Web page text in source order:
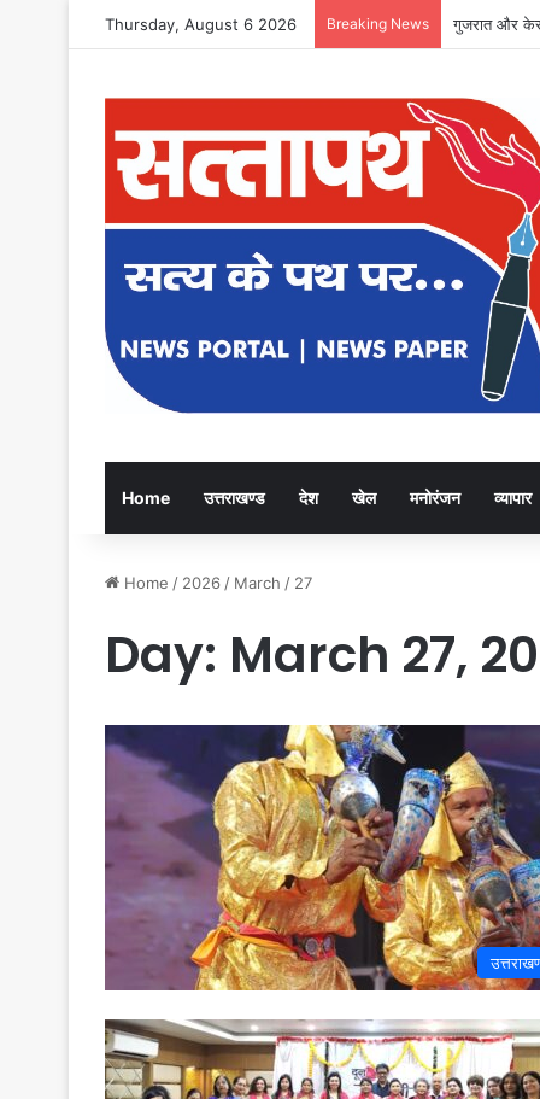
Thursday, August 6 2026 Breaking News स्वतंत्रता
Home उत्तराखण्ड देश खेल मनोरंजन व्यापार
Home / 2026 / March / 27
Day: March 27,